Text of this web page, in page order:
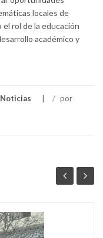
locales de
rol de la educación
académico y
Noticias / por